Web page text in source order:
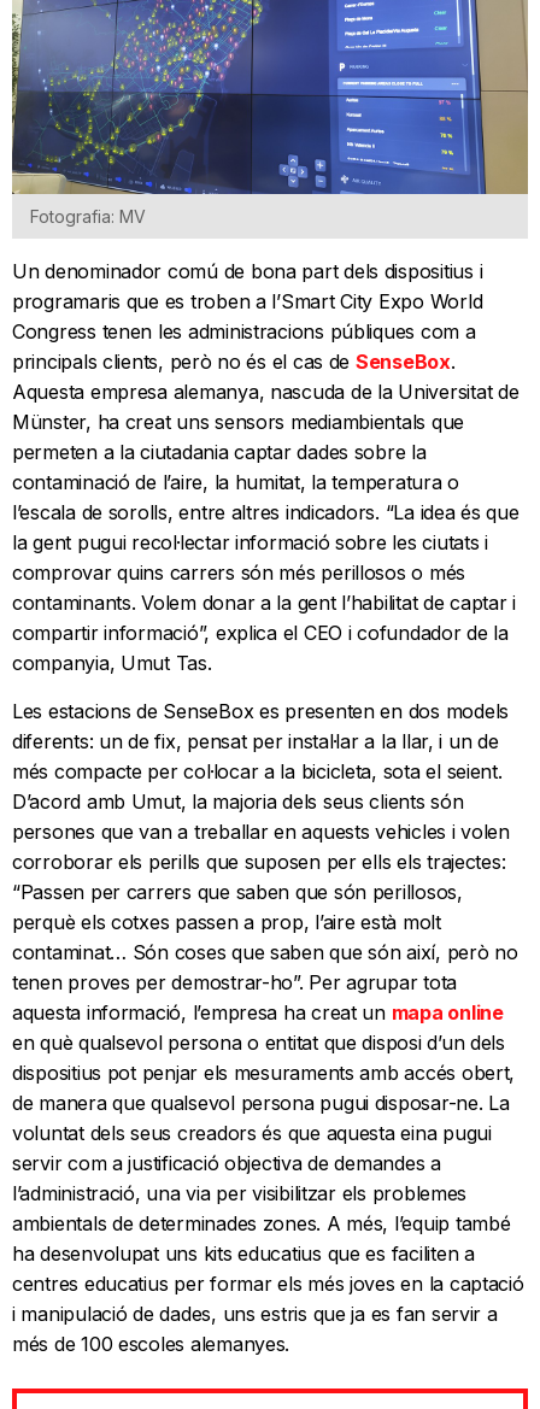
Fotografia: MV
Un denominador comú de bona part dels dispositius i
programaris que es troben a l’Smart City Expo World
Congress tenen les administracions públiques com a
principals clients, però no és el cas de SenseBox.
Aquesta empresa alemanya, nascuda de la Universitat de
Münster, ha creat uns sensors mediambientals que
permeten a la ciutadania captar dades sobre la
contaminació de l’aire, la humitat, la temperatura o
l’escala de sorolls, entre altres indicadors. “La idea és que
la gent pugui recol·lectar informació sobre les ciutats i
comprovar quins carrers són més perillosos o més
contaminants. Volem donar a la gent l’habilitat de captar i
compartir informació”, explica el CEO i cofundador de la
companyia, Umut Tas.
Les estacions de SenseBox es presenten en dos models
diferents: un de fix, pensat per instal·lar a la llar, i un de
més compacte per col·locar a la bicicleta, sota el seient.
D’acord amb Umut, la majoria dels seus clients són
persones que van a treballar en aquests vehicles i volen
corroborar els perills que suposen per ells els trajectes:
“Passen per carrers que saben que són perillosos,
perquè els cotxes passen a prop, l’aire està molt
contaminat… Són coses que saben que són així, però no
tenen proves per demostrar-ho”. Per agrupar tota
aquesta informació, l’empresa ha creat un mapa online
en què qualsevol persona o entitat que disposi d’un dels
dispositius pot penjar els mesuraments amb accés obert,
de manera que qualsevol persona pugui disposar-ne. La
voluntat dels seus creadors és que aquesta eina pugui
servir com a justificació objectiva de demandes a
l’administració, una via per visibilitzar els problemes
ambientals de determinades zones. A més, l’equip també
ha desenvolupat uns kits educatius que es faciliten a
centres educatius per formar els més joves en la captació
i manipulació de dades, uns estris que ja es fan servir a
més de 100 escoles alemanyes.